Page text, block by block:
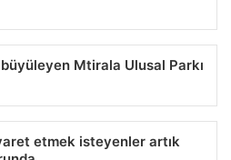
büyüleyen Mtirala Ulusal Parkı
etmek isteyenler artık